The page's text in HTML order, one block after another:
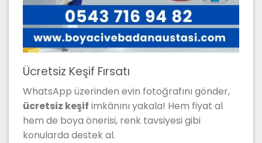
Ücretsiz Keşif Fırsatı
WhatsApp üzerinden evin fotoğrafını gönder,
ücretsiz keşif imkânını yakala! Hem fiyat al
hem de boya önerisi, renk tavsiyesi gibi
konularda destek al.